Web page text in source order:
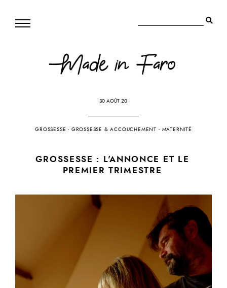
30 AOÛT 20
GROSSESSE - GROSSESSE & ACCOUCHEMENT - MATERNITÉ
GROSSESSE : L'ANNONCE ET LE
PREMIER TRIMESTRE